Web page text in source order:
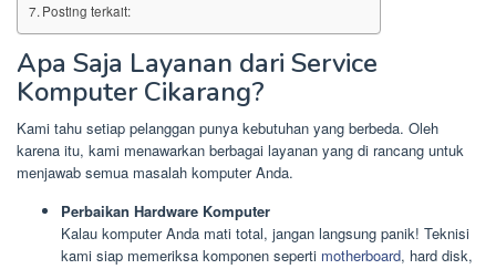
Posting terkait:
Apa Saja Layanan dari Service
Komputer Cikarang?
Kami tahu setiap pelanggan punya kebutuhan yang berbeda. Oleh
karena itu, kami menawarkan berbagai layanan yang di rancang untuk
menjawab semua masalah komputer Anda.
Perbaikan Hardware Komputer
Kalau komputer Anda mati total, jangan langsung panik! Teknisi
kami siap memeriksa komponen seperti motherboard, hard disk,